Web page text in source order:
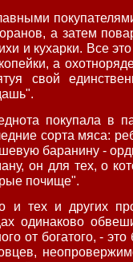
а затем
и кухарки. Все
а
свой
покупала в
сорта мяса:
баранину -
он для тех, о
почище".
и тех и других
одинаково
от богатого, -